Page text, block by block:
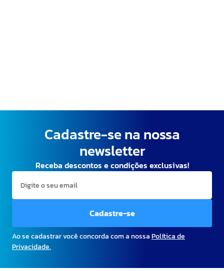
Cadastre-se na nossa
newsletter
Receba descontos e condições exclusivas!
Cadastre-se
Ao se cadastrar você concorda com a nossaPolítica de
Privacidade.